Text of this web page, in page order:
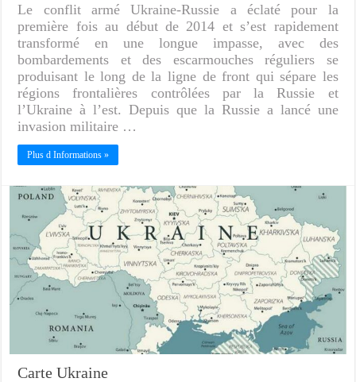
Le conflit armé Ukraine-Russie a éclaté pour la
première fois au début de 2014 et s’est rapidement
transformé en une longue impasse, avec des
bombardements et des escarmouches réguliers se
produisant le long de la ligne de front qui sépare les
régions frontalières contrôlées par la Russie et
l’Ukraine à l’est. Depuis que la Russie a lancé une
invasion militaire …
Plus d Informations »
Carte Ukraine